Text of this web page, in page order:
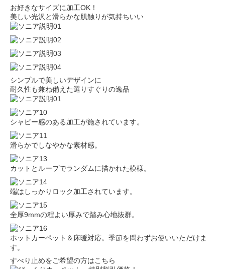
お好きなサイズに加工OK！
美しい光沢と滑らかな肌触りが気持ちいい
シンプルで美しいデザインに
耐久性も兼ね備えた選りすぐりの逸品
シャビー感のある加工が施されています。
滑らかでしなやかな素材感。
カットとループでランダムに描かれた模様。
端はしっかりロック加工されています。
全厚9mmの程よい厚みで踏み心地抜群。
ホットカーペット＆床暖対応。季節を問わずお使いいただけま
す。
すべり止めをご希望の方はこちら